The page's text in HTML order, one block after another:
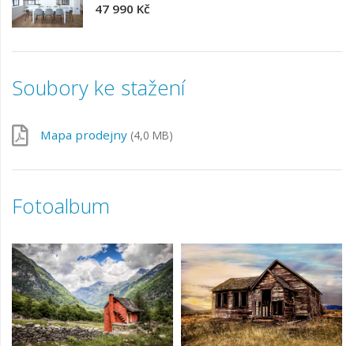
47 990 Kč
Soubory ke stažení
Mapa prodejny (4,0 MB)
Fotoalbum